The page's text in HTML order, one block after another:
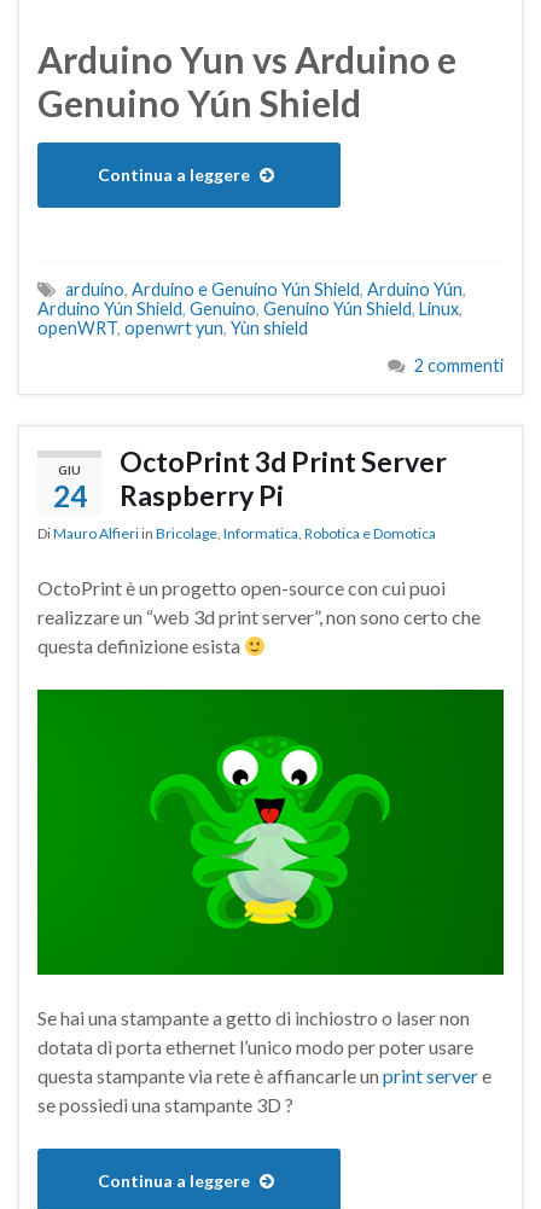
Arduino Yun vs Arduino e
Genuino Yún Shield
Continua a leggere
arduino, Arduino e Genuino Yún Shield, Arduino Yún,
Arduino Yún Shield, Genuino, Genuino Yún Shield, Linux,
openWRT, openwrt yun, Yùn shield
2 commenti
GIU
24
OctoPrint 3d Print Server
Raspberry Pi
DiMauro Alfieri in Bricolage, Informatica, Robotica e Domotica
OctoPrint è un progetto open-source con cui puoi
realizzare un “web 3d print server”, non sono certo che
questa definizione esista
Se hai una stampante a getto di inchiostro o laser non
dotata di porta ethernet l’unico modo per poter usare
questa stampante via rete è affiancarle un print servere
se possiedi una stampante 3D ?
Continua a leggere